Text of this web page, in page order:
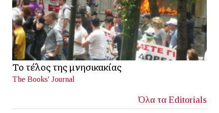
Το τέλος της μνησικακίας
The Books' Journal
Όλα τα Editorials